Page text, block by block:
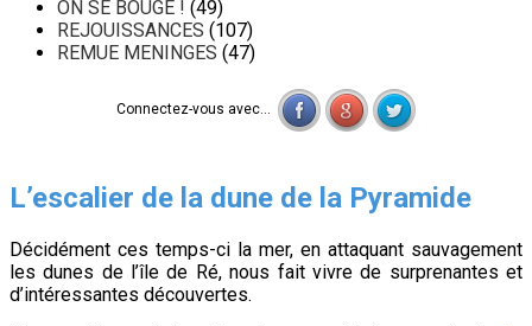
ON SE BOUGE ! (49)
REJOUISSANCES (107)
REMUE MENINGES (47)
Connectez-vous avec...
L’escalier de la dune de la Pyramide
Décidément ces temps-ci la mer, en attaquant sauvagement
les dunes de l’île de Ré, nous fait vivre de surprenantes et
d’intéressantes découvertes.